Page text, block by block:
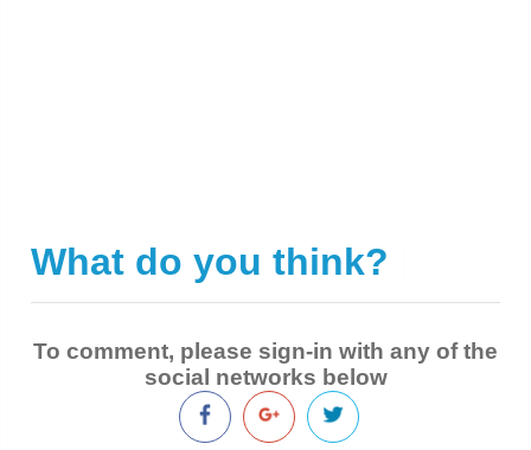
What do you think?
To comment, please sign-in with any of the
social networks below